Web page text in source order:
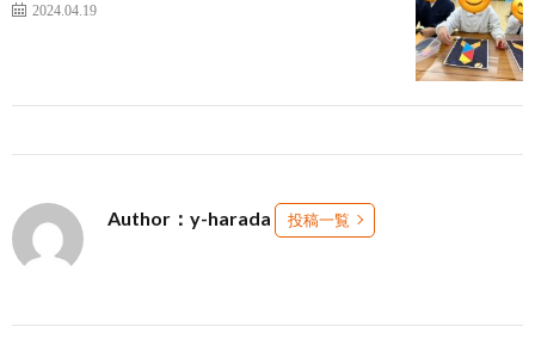
2024.04.19
Author：y-harada 投稿一覧